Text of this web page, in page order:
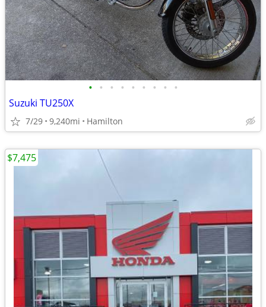
• • • • • • • • •
Suzuki TU250X
7/29 9,240mi Hamilton
$7,475